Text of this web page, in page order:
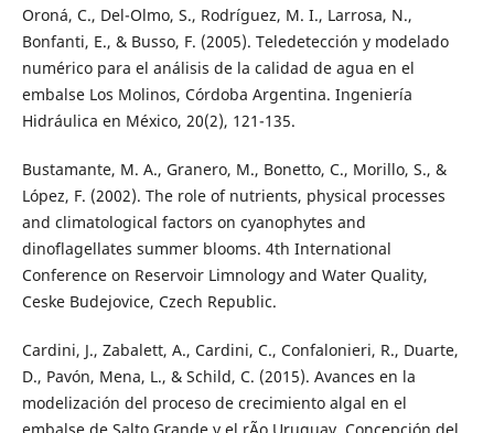
Oroná, C., Del-Olmo, S., Rodríguez, M. I., Larrosa, N.,
Bonfanti, E., & Busso, F. (2005). Teledetección y modelado
numérico para el análisis de la calidad de agua en el
embalse Los Molinos, Córdoba Argentina. Ingeniería
Hidráulica en México, 20(2), 121-135.
Bustamante, M. A., Granero, M., Bonetto, C., Morillo, S., &
López, F. (2002). The role of nutrients, physical processes
and climatological factors on cyanophytes and
dinoflagellates summer blooms. 4th International
Conference on Reservoir Limnology and Water Quality,
Ceske Budejovice, Czech Republic.
Cardini, J., Zabalett, A., Cardini, C., Confalonieri, R., Duarte,
D., Pavón, Mena, L., & Schild, C. (2015). Avances en la
modelización del proceso de crecimiento algal en el
embalse de Salto Grande y el rÃ­o Uruguay. Concepción del